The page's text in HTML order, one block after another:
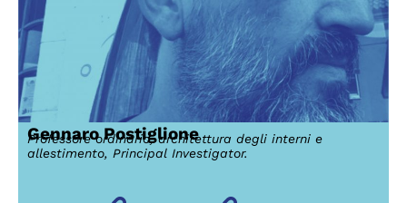
Gennaro Postiglione
Professore ordinario, architettura degli interni e
allestimento, Principal Investigator.